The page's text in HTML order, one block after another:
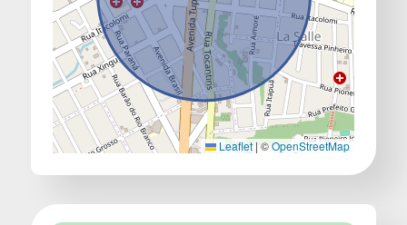
Leaflet | ©OpenStreetMap